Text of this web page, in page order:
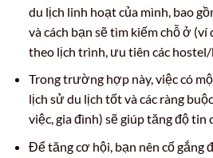
du lịch linh hoạt của mình, bao
và cách bạn sẽ tìm kiếm chỗ ở
theo lịch trình, ưu tiên các hostel/
Trong trường hợp này, việc có
lịch sử du lịch tốt và các ràng
việc, gia đình) sẽ giúp tăng độ tin
Để tăng cơ hội, bạn nên cố gắng